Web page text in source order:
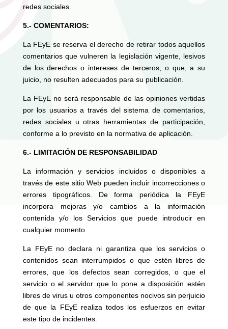
redes sociales.
5.- COMENTARIOS:
La FEyE se reserva el derecho de retirar todos aquellos
comentarios que vulneren la legislación vigente, lesivos
de los derechos o intereses de terceros, o que, a su
juicio, no resulten adecuados para su publicación.
La FEyE no será responsable de las opiniones vertidas
por los usuarios a través del sistema de comentarios,
redes sociales u otras herramientas de participación,
conforme a lo previsto en la normativa de aplicación.
6.- LIMITACIÓN DE RESPONSABILIDAD
La información y servicios incluidos o disponibles a
través de este sitio Web pueden incluir incorrecciones o
errores tipográficos. De forma periódica la FEyE
incorpora mejoras y/o cambios a la información
contenida y/o los Servicios que puede introducir en
cualquier momento.
La FEyE no declara ni garantiza que los servicios o
contenidos sean interrumpidos o que estén libres de
errores, que los defectos sean corregidos, o que el
servicio o el servidor que lo pone a disposición estén
libres de virus u otros componentes nocivos sin perjuicio
de que la FEyE realiza todos los esfuerzos en evitar
este tipo de incidentes.